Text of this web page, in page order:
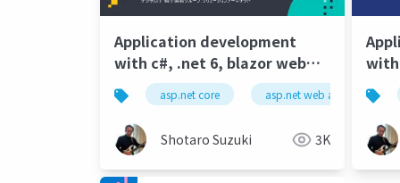
Application development
with c#, .net 6, blazor web
assembly, asp.net web api,
azure, part 4.pdf
asp.net core asp.net web api
Shotaro Suzuki 3K
with